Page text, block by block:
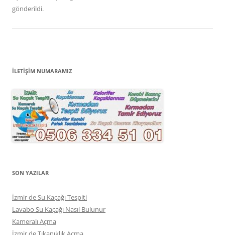
gönderildi.
İLETİŞİM NUMARAMIZ
SON YAZILAR
İzmir de Su Kaçağı Tespiti
Lavabo Su Kaçağı Nasıl Bulunur
Kameralı Açma